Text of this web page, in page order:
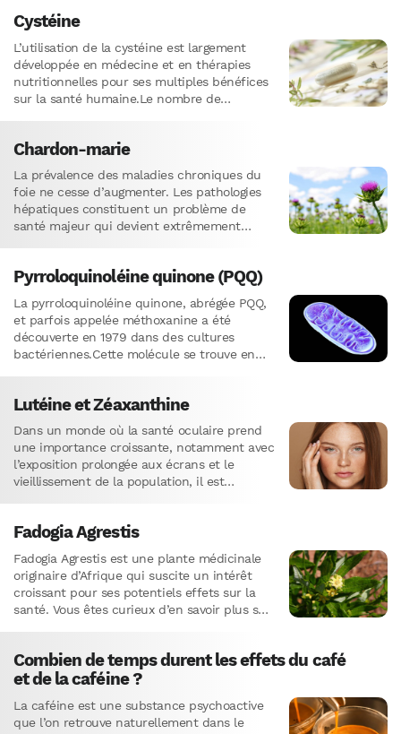
Cystéine
L’utilisation de la cystéine est largement
développée en médecine et en thérapies
nutritionnelles pour ses multiples bénéfices
sur la santé humaine.Le nombre de
Chardon-marie
La prévalence des maladies chroniques du
foie ne cesse d’augmenter. Les pathologies
hépatiques constituent un problème de
santé majeur qui devient extrêmement
Pyrroloquinoléine quinone (PQQ)
La pyrroloquinoléine quinone, abrégée PQQ,
et parfois appelée méthoxanine a été
découverte en 1979 dans des cultures
bactériennes.Cette molécule se trouve en
Lutéine et Zéaxanthine
Dans un monde où la santé oculaire prend
une importance croissante, notamment avec
l’exposition prolongée aux écrans et le
vieillissement de la population, il est
Fadogia Agrestis
Fadogia Agrestis est une plante médicinale
originaire d’Afrique qui suscite un intérêt
croissant pour ses potentiels effets sur la
santé. Vous êtes curieux d’en savoir plus sur
Combien de temps durent les effets du café
et de la caféine ?
La caféine est une substance psychoactive
que l’on retrouve naturellement dans le